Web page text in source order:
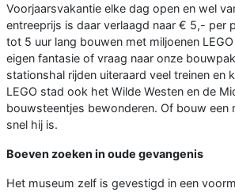
Voorjaarsvakantie elke dag open en wel
entreeprijs is daar verlaagd naar € 5,- per
tot 5 uur lang bouwen met miljoenen
eigen fantasie of vraag naar onze
stationshal rijden uiteraard veel treinen en
LEGO stad ook het Wilde Westen en de
bouwsteentjes bewonderen. Of bouw een
snel hij is.
Boeven zoeken in oude gevangenis
Het museum zelf is gevestigd in een